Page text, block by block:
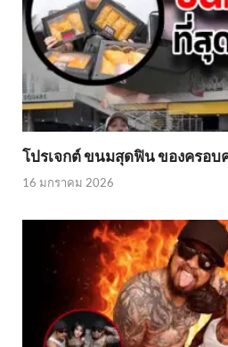
โปรเจกต์ ขนมสุดฟิน ของครอบ
16 มกราคม 2026